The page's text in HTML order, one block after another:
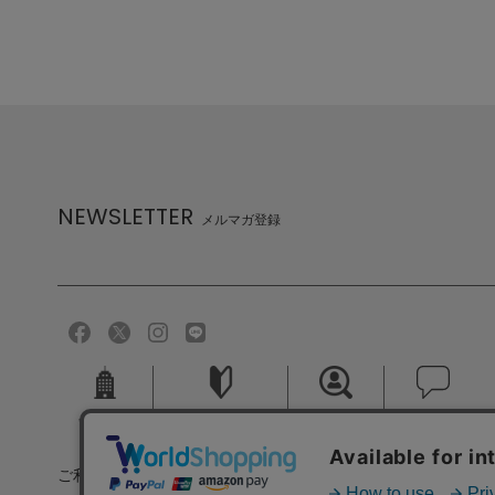
NEWSLETTER メルマガ登録
会社概要 ご利用ガイド 採用情報 お問い合せ
ご利用規約 個人情報保護方針